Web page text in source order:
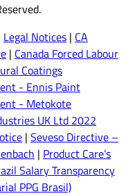
Legal Notices | CA
| Canada Forced Labour
Coatings
- Ennis Paint
- Metokote
UK Ltd 2022
| Seveso Directive –
| Product Care’s
Salary Transparency
PPG Brasil)